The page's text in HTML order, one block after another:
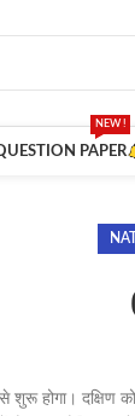
PAPER
NEW !
होगा। दक्षिण